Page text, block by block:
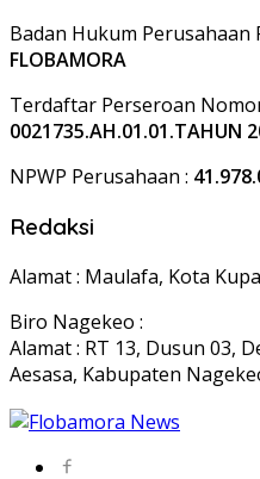
Badan Hukum Perusahaan
FLOBAMORA
Terdaftar Perseroan
0021735.AH.01.01.TAHUN
NPWP Perusahaan :
Redaksi
Alamat : Maulafa, Kota
Biro Nagekeo :
Alamat : RT 13, Dusun 03,
Aesasa, Kabupaten